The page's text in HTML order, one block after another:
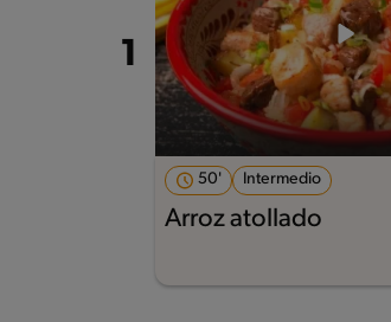
50' Intermedio
Arroz atollado